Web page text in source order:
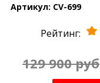
Артикул: CV-699
Рейтинг:
129 900 руб